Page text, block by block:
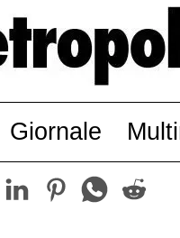
Giornale